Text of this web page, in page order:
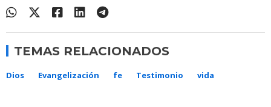
TEMAS RELACIONADOS
Dios Evangelización fe Testimonio vida